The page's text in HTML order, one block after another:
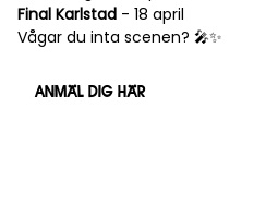
Final Karlstad - 18 april
Vågar du inta scenen? 🎤✨
ANMÄL DIG HÄR